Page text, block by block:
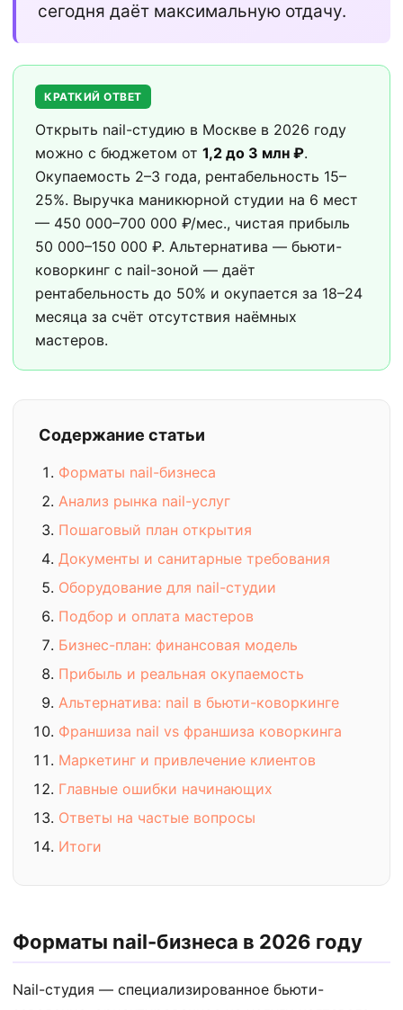
сегодня даёт максимальную отдачу.
КРАТКИЙ ОТВЕТ
Открыть nail-студию в Москве в 2026 году
можно с бюджетом от 1,2 до 3 млн ₽.
Окупаемость 2–3 года, рентабельность 15–
25%. Выручка маникюрной студии на 6 мест
— 450 000–700 000 ₽/мес., чистая прибыль
50 000–150 000 ₽. Альтернатива — бьюти-
коворкинг с nail-зоной — даёт
рентабельность до 50% и окупается за 18–24
месяца за счёт отсутствия наёмных
мастеров.
Содержание статьи
Форматы nail-бизнеса
Анализ рынка nail-услуг
Пошаговый план открытия
Документы и санитарные требования
Оборудование для nail-студии
Подбор и оплата мастеров
Бизнес-план: финансовая модель
Прибыль и реальная окупаемость
Альтернатива: nail в бьюти-коворкинге
Франшиза nail vs франшиза коворкинга
Маркетинг и привлечение клиентов
Главные ошибки начинающих
Ответы на частые вопросы
Итоги
Форматы nail-бизнеса в 2026 году
Nail-студия — специализированное бьюти-